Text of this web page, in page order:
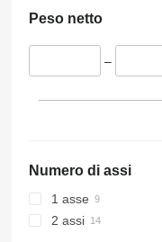
Peso netto
–
Numero di assi
1 asse
2 assi